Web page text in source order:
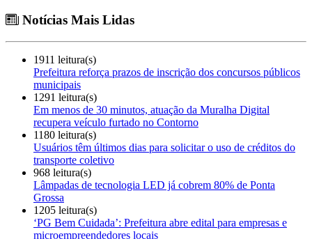
Notícias Mais Lidas
1911 leitura(s)
Prefeitura reforça prazos de inscrição dos concursos públicos
municipais
1291 leitura(s)
Em menos de 30 minutos, atuação da Muralha Digital
recupera veículo furtado no Contorno
1180 leitura(s)
Usuários têm últimos dias para solicitar o uso de créditos do
transporte coletivo
968 leitura(s)
Lâmpadas de tecnologia LED já cobrem 80% de Ponta
Grossa
1205 leitura(s)
‘PG Bem Cuidada’: Prefeitura abre edital para empresas e
microempreendedores locais